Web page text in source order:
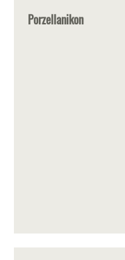
Porzellanikon